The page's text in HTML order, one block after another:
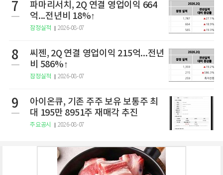
7
파마리서치, 2Q 연결 영업이익 664
억...전년비 18%↑
잠정실적 2026-08-07
8
씨젠, 2Q 연결 영업이익 215억...전년
비 586%↑
잠정실적 2026-08-07
9
아이온큐, 기존 주주 보유 보통주 최
대 195만 8951주 재매각 추진
주요공시 2026-08-07